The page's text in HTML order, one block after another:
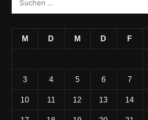
M D M D F
3 4 5 6 7
10 11 12 13 14